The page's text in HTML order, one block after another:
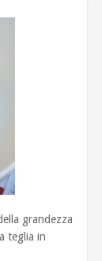
grandezza
teglia in